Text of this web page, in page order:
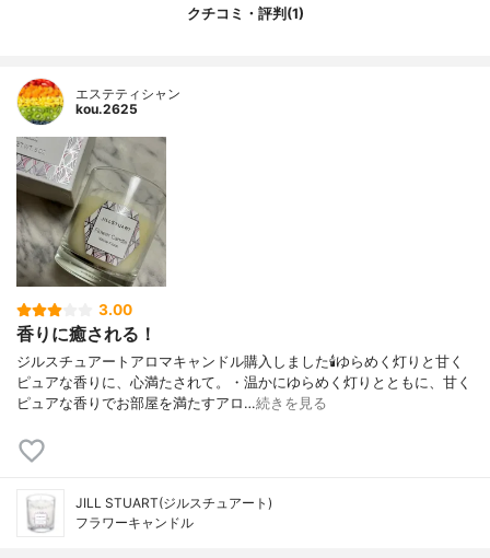
クチコミ・評判(1)
エステティシャン
kou.2625
3.00
香りに癒される！
ジルスチュアートアロマキャンドル購入しました🕯ゆらめく灯りと甘く
ピュアな香りに、心満たされて。・温かにゆらめく灯りとともに、甘く
ピュアな香りでお部屋を満たすアロ…続きを見る
JILL STUART(ジルスチュアート)
フラワーキャンドル